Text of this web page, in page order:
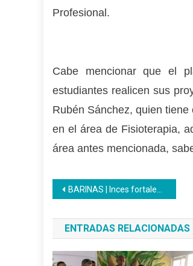
Profesional.
Cabe mencionar que el
estudiantes realicen sus
Rubén Sánchez, quien
en el área de Fisioterapia,
área antes mencionada,
Navegación
de
entradas
BARINAS | Inces fortaleció capacidades productivas de la clase obrera en Barinas a través de procesos formativos
ENTRADAS RELACIONADAS